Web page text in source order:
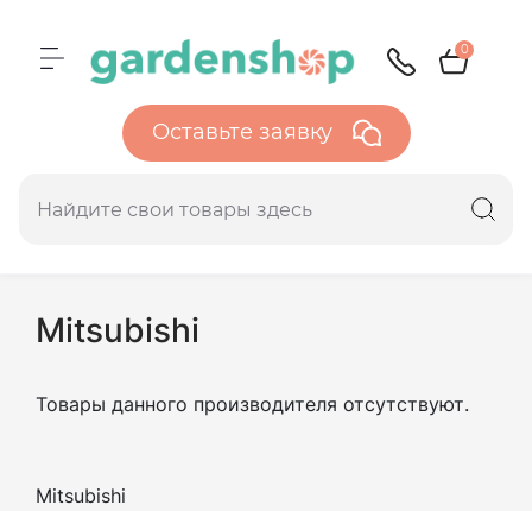
0
Оставьте заявку
Mitsubishi
Товары данного производителя отсутствуют.
Mitsubishi